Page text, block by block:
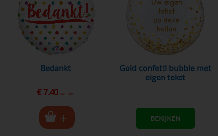
bedankt
€ 7.40 excl. BTW
gold confetti bubble met
eigen tekst
BEKIJKEN